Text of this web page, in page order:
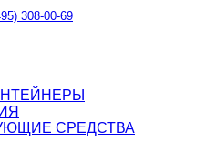
308-00-69
СРЕДСТВА